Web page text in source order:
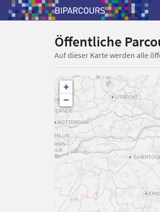
Öffentliche
Auf dieser Karte werden alle
+
−